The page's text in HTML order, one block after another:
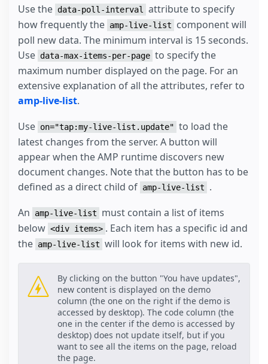
Use the data-poll-interval
attribute to specify
how frequently the amp-live-list
component will
poll new data. The minimum interval is 15 seconds.
Use data-max-items-per-page to specify the
maximum number displayed on the page. For an
extensive explanation of all the attributes, refer to
amp-live-list.
Use on="tap:my-live-list.update" to load the
latest changes from the server. A button will
appear when the AMP runtime discovers new
document changes. Note that the button has to be
defined as a direct child of amp-live-list
.
An
amp-live-list
must contain a list of items
below <div items> . Each item has a specific id and
the amp-live-list will look for items with new id.
By clicking on the button "You have updates",
new content is displayed on the demo
column (the one on the right if the demo is
accessed by desktop). The code column (the
one in the center if the demo is accessed by
desktop) does not update itself, but if you
want to see all the items on the page, reload
the page.